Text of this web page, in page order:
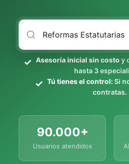
Asesoría inicial sin costo y
hasta 3
Tú tienes el control:Si
contratas.
90.000+
Usuarios atendidos